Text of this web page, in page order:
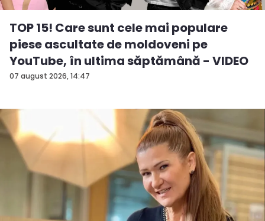
07 august 2026, 14:47
TOP 15! Care sunt cele mai populare
piese ascultate de moldoveni pe
YouTube, în ultima săptămână - VIDEO